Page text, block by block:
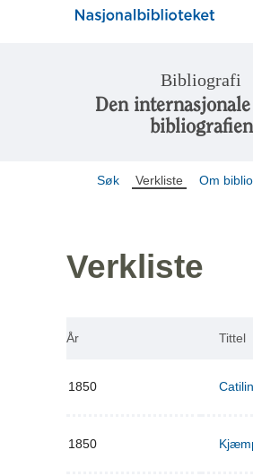
Bibliografi
Den
bibliografien
Søk Verkliste Om
Verkliste
År Tittel
1850
1850